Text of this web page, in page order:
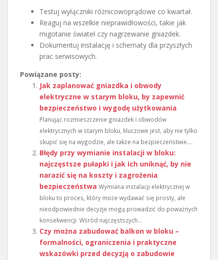
Testuj wyłączniki różnicowoprądowe co kwartał.
Reaguj na wszelkie nieprawidłowości, takie jak
migotanie świateł czy nagrzewanie gniazdek.
Dokumentuj instalację i schematy dla przyszłych
prac serwisowych.
Powiązane posty:
Jak zaplanować gniazdka i obwody
elektryczne w starym bloku, by zapewnić
bezpieczeństwo i wygodę użytkowania
Planując rozmieszczenie gniazdek i obwodów
elektrycznych w starym bloku, kluczowe jest, aby nie tylko
skupić się na wygodzie, ale także na bezpieczeństwie....
Błędy przy wymianie instalacji w bloku:
najczęstsze pułapki i jak ich uniknąć, by nie
narazić się na koszty i zagrożenia
bezpieczeństwa Wymiana instalacji elektrycznej w
bloku to proces, który może wydawać się prosty, ale
nieodpowiednie decyzje mogą prowadzić do poważnych
konsekwencji. Wśród najczęstszych...
Czy można zabudować balkon w bloku –
formalności, ograniczenia i praktyczne
wskazówki przed decyzją o zabudowie